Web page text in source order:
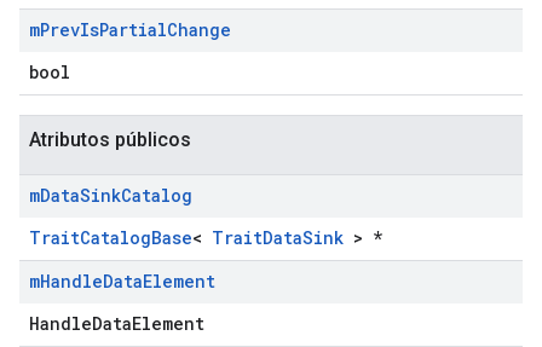
mPrevIsPartialChange
bool
Atributos públicos
mDataSinkCatalog
TraitCatalogBase< TraitDataSink > *
mHandleDataElement
HandleDataElement